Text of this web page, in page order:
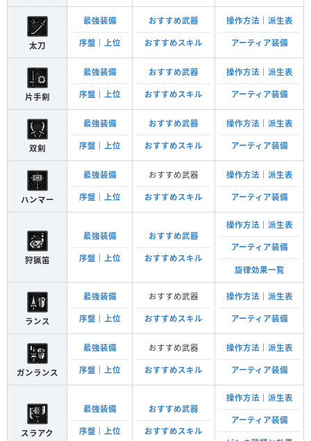
太刀
最強装備
序盤 上位
おすすめ武器
おすすめスキル
操作方法 派生表
アーティア装備
片手剣
最強装備
序盤 上位
おすすめ武器
おすすめスキル
操作方法 派生表
アーティア装備
双剣
最強装備
序盤 上位
おすすめ武器
おすすめスキル
操作方法 派生表
アーティア装備
ハンマー
最強装備
序盤 上位
おすすめ武器
おすすめスキル
操作方法 派生表
アーティア装備
狩猟笛
最強装備
序盤 上位
おすすめ武器
おすすめスキル
操作方法 派生表
アーティア装備
旋律効果一覧
ランス
最強装備
序盤 上位
おすすめ武器
おすすめスキル
操作方法 派生表
アーティア装備
ガンランス
最強装備
序盤 上位
おすすめ武器
おすすめスキル
操作方法 派生表
アーティア装備
スラアク
最強装備
序盤 上位
おすすめ武器
おすすめスキル
操作方法 派生表
アーティア装備